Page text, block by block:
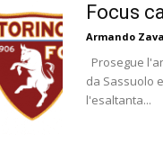
Focus
Armando
Prosegue
da Sassuolo
l'esaltanta...